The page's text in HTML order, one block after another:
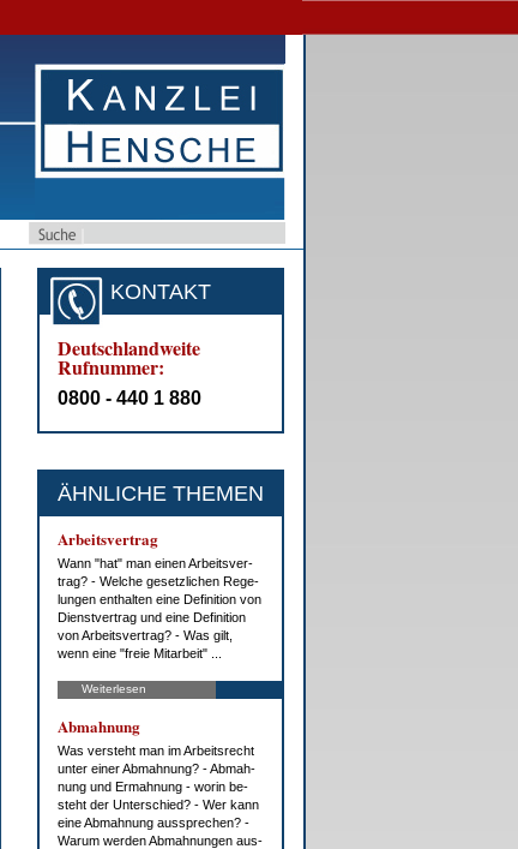
KONTAKT
Deutschlandweite
Rufnummer:
0800 - 440 1 880
ÄHNLICHE THEMEN
Ar­beits­ver­trag
Wann "hat" man ei­nen Ar­beits­ver­
trag? - Wel­che ge­setz­li­chen Re­ge­
lun­gen ent­hal­ten ei­ne De­fi­ni­ti­on von
Dienst­ver­trag und ei­ne De­fi­ni­ti­on
von Ar­beits­ver­trag? - Was gilt,
wenn ei­ne "freie Mit­ar­beit" ...
Weiterlesen
Ab­mah­nung
Was ver­steht man im Ar­beits­recht
un­ter ei­ner Ab­mah­nung? - Ab­mah­
nung und Er­mah­nung - wor­in be­
steht der Un­ter­schied? - Wer kann
ei­ne Ab­mah­nung aus­spre­chen? -
War­um wer­den Ab­mah­nun­gen aus­